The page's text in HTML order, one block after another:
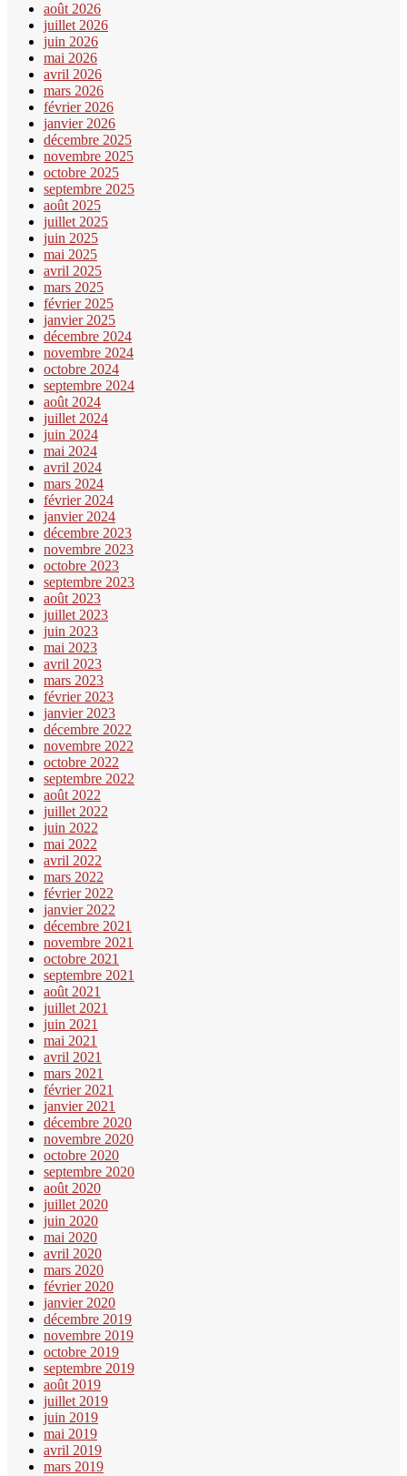
août 2026
juillet 2026
juin 2026
mai 2026
avril 2026
mars 2026
février 2026
janvier 2026
décembre 2025
novembre 2025
octobre 2025
septembre 2025
août 2025
juillet 2025
juin 2025
mai 2025
avril 2025
mars 2025
février 2025
janvier 2025
décembre 2024
novembre 2024
octobre 2024
septembre 2024
août 2024
juillet 2024
juin 2024
mai 2024
avril 2024
mars 2024
février 2024
janvier 2024
décembre 2023
novembre 2023
octobre 2023
septembre 2023
août 2023
juillet 2023
juin 2023
mai 2023
avril 2023
mars 2023
février 2023
janvier 2023
décembre 2022
novembre 2022
octobre 2022
septembre 2022
août 2022
juillet 2022
juin 2022
mai 2022
avril 2022
mars 2022
février 2022
janvier 2022
décembre 2021
novembre 2021
octobre 2021
septembre 2021
août 2021
juillet 2021
juin 2021
mai 2021
avril 2021
mars 2021
février 2021
janvier 2021
décembre 2020
novembre 2020
octobre 2020
septembre 2020
août 2020
juillet 2020
juin 2020
mai 2020
avril 2020
mars 2020
février 2020
janvier 2020
décembre 2019
novembre 2019
octobre 2019
septembre 2019
août 2019
juillet 2019
juin 2019
mai 2019
avril 2019
mars 2019